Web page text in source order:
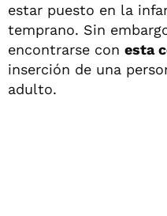
estar puesto en la
temprano. Sin
encontrarse con esta
inserción de una
adulto.